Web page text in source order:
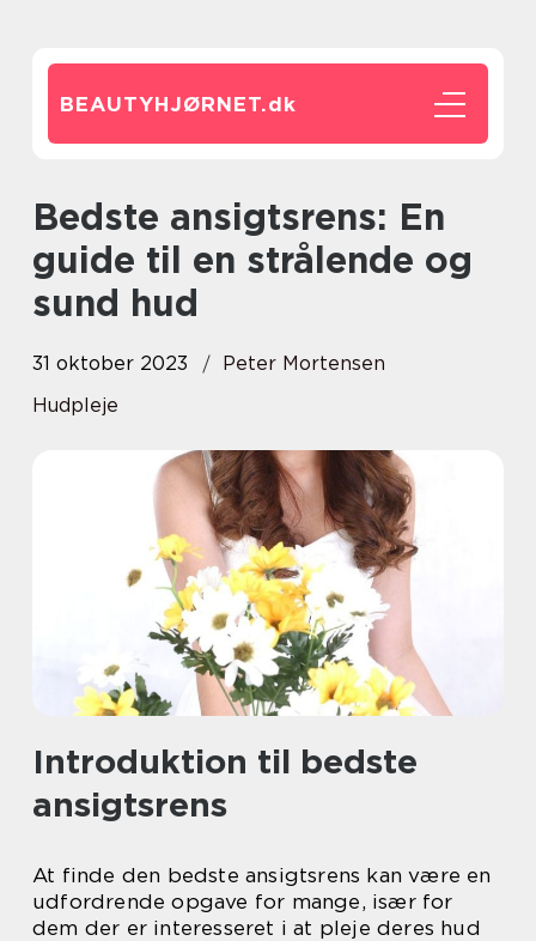
BEAUTYHJØRNET.dk
Bedste ansigtsrens: En
guide til en strålende og
sund hud
31 oktober 2023
Peter Mortensen
Hudpleje
Introduktion til bedste
ansigtsrens
At finde den bedste ansigtsrens kan være en
udfordrende opgave for mange, især for
dem der er interesseret i at pleje deres hud